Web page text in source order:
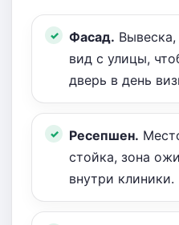
Фасад.
вид с улицы,
дверь в день
Ресепшен.
стойка, зона
внутри клиники.